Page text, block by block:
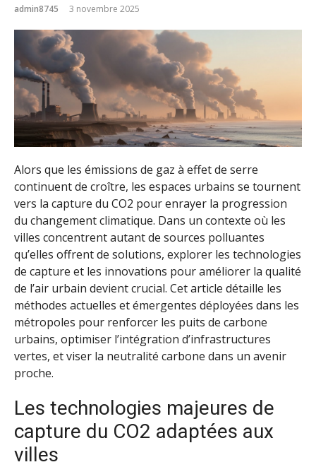
admin8745 3 novembre 2025
Alors que les émissions de gaz à effet de serre
continuent de croître, les espaces urbains se tournent
vers la capture du CO2 pour enrayer la progression
du changement climatique. Dans un contexte où les
villes concentrent autant de sources polluantes
qu’elles offrent de solutions, explorer les technologies
de capture et les innovations pour améliorer la qualité
de l’air urbain devient crucial. Cet article détaille les
méthodes actuelles et émergentes déployées dans les
métropoles pour renforcer les puits de carbone
urbains, optimiser l’intégration d’infrastructures
vertes, et viser la neutralité carbone dans un avenir
proche.
Les technologies majeures de
capture du CO2 adaptées aux
villes